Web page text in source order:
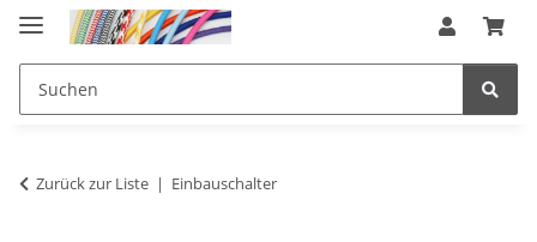
Zurück zur Liste Einbauschalter